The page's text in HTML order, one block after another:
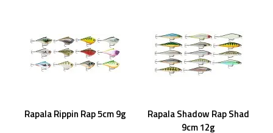
Rapala Rippin Rap 5cm 9g
Rapala Shadow Rap Shad
9cm 12g